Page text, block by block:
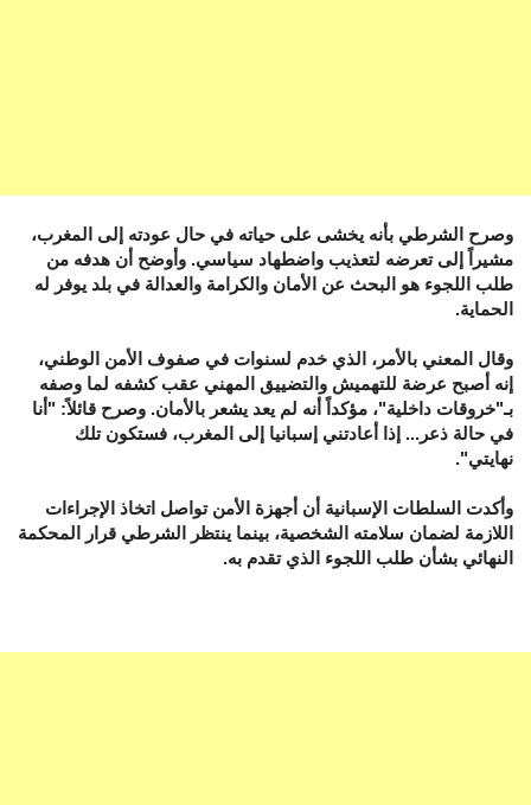
وصرح الشرطي بأنه يخشى على حياته في حال عودته إلى المغرب،
مشيراً إلى تعرضه لتعذيب واضطهاد سياسي. وأوضح أن هدفه من
طلب اللجوء هو البحث عن الأمان والكرامة والعدالة في بلد يوفر له
الحماية.
وقال المعني بالأمر، الذي خدم لسنوات في صفوف الأمن الوطني،
إنه أصبح عرضة للتهميش والتضييق المهني عقب كشفه لما وصفه
بـ"خروقات داخلية"، مؤكداً أنه لم يعد يشعر بالأمان. وصرح قائلاً: "أنا
في حالة ذعر... إذا أعادتني إسبانيا إلى المغرب، فستكون تلك
نهايتي".
وأكدت السلطات الإسبانية أن أجهزة الأمن تواصل اتخاذ الإجراءات
اللازمة لضمان سلامته الشخصية، بينما ينتظر الشرطي قرار المحكمة
النهائي بشأن طلب اللجوء الذي تقدم به.